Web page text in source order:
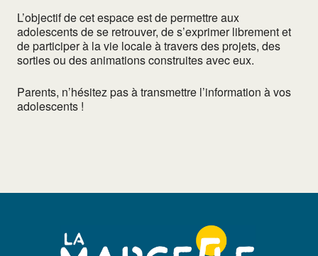
L’objectif de cet espace est de permettre aux
adolescents de se retrouver, de s’exprimer librement et
de participer à la vie locale à travers des projets, des
sorties ou des animations construites avec eux.
Parents, n’hésitez pas à transmettre l’information à vos
adolescents !